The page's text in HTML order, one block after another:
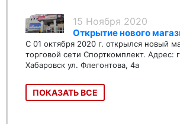
15 Ноября 2020
Открытие нового
С 01 октября 2020 г. открылся новый
торговой сети Спорткомплект. Адрес:
Хабаровск ул. Флегонтова, 4а
ПОКАЗАТЬ ВСЕ